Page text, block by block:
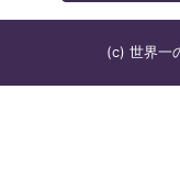
(c) 世界一